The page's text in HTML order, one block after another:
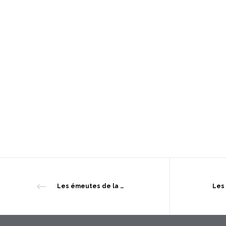
Les émeutes de la faim